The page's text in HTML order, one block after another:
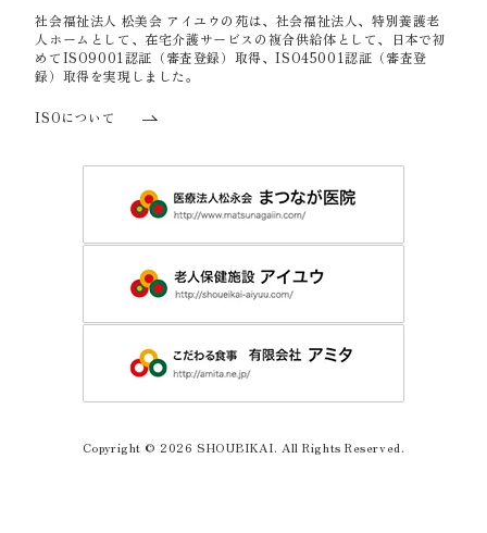
社会福祉法人 松美会 アイユウの苑は、社会福祉法人、特別養護老
人ホームとして、在宅介護サービスの複合供給体として、日本で初
めてISO9001認証（審査登録）取得、ISO45001認証（審査登
録）取得を実現しました。
ISOについて
Copyright © 2026 SHOUBIKAI. All Rights Reserved.